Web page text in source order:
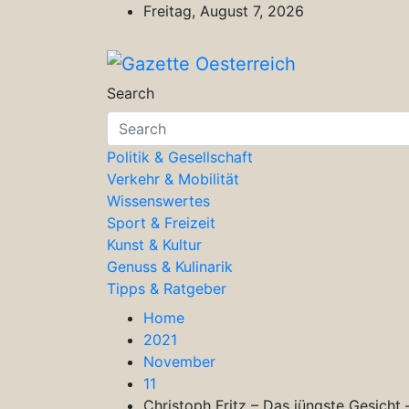
Freitag, August 7, 2026
Gazette Oesterreich
Magazin für Freizeit, Politik, Kultur
Search
Politik & Gesellschaft
Verkehr & Mobilität
Wissenswertes
Sport & Freizeit
Kunst & Kultur
Genuss & Kulinarik
Tipps & Ratgeber
Home
2021
November
11
Christoph Fritz – Das jüngste Gesicht